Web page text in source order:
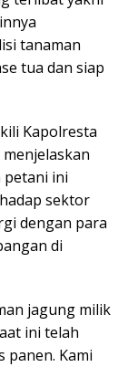
tanaman
tua dan siap
Kapolresta
ini
sektor
dengan para
di
jagung milik
ini telah
panen. Kami